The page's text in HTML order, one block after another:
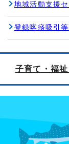
地域活動支援
登録喀痰吸引
子育て・福